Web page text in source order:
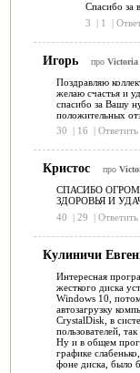
Спасибо за
3
| 1 |
Игорь про Victoria
Поздравляю
желаю счастья и
спасибо за Вашу
положительных
30
| 16 | Ответить
Кристос про
СПАСИБО
ЗДОРОВЬЯ И
40
| 29 | Ответить
Кулиничи
Интересная
жесткого диска
Windows 10,
автозагрузку
CrystalDisk, в
пользователей,
Ну и в общем
графике
фоне диска, было